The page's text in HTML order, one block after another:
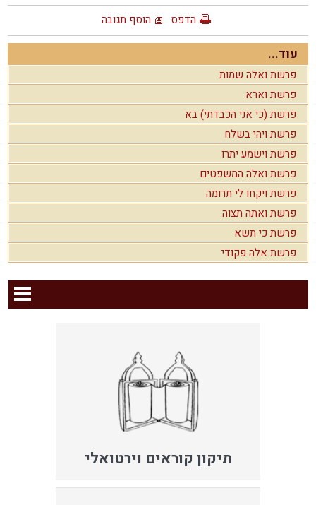
הדפס הוסף תגובה
עוד...
פרשת ואלה שמות
פרשת וארא
פרשת (כי אני הכבדתי) בא
פרשת ויהי בשלח
פרשת וישמע יתרו
פרשת ואלה המשפטים
פרשת ויקחו לי תרומה
פרשת ואתה תצוה
פרשת כי תשא
פרשת אלה פקודי
תיקון קוראים וירטואלי